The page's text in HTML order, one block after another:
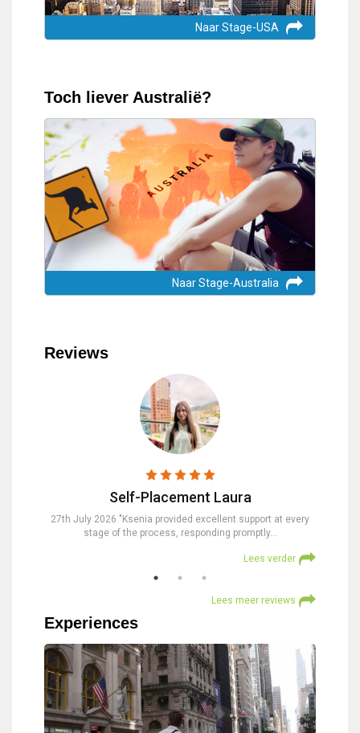
Naar Stage-USA
Toch liever Australië?
Naar Stage-Australia
Reviews
Self-Placement Laura
27th July 2026 "Ksenia provided excellent support at every
stage of the process, responding promptly…
Lees verder
Lees meer reviews
Experiences